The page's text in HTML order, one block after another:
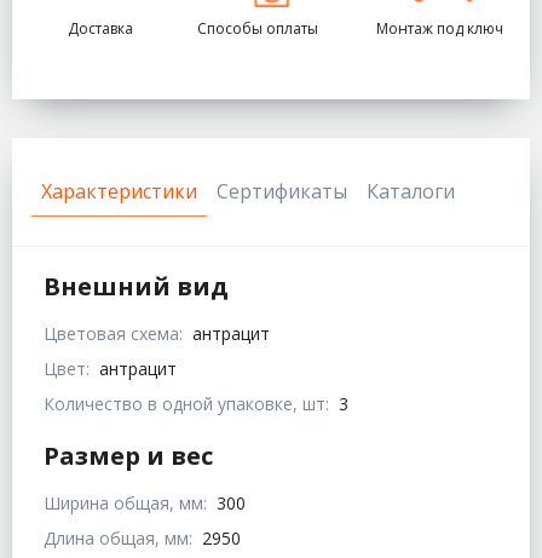
Доставка Способы оплаты Монтаж под ключ
Характеристики Сертификаты Каталоги
Внешний вид
Цветовая схема: антрацит
Цвет: антрацит
Количество в одной упаковке, шт: 3
Размер и вес
Ширина общая, мм: 300
Длина общая, мм: 2950